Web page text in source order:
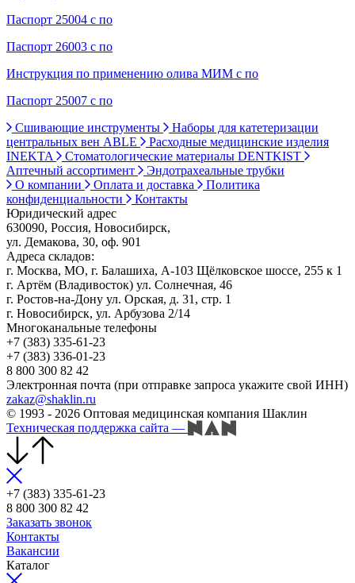
Паспорт 25004 с по
Паспорт 26003 с по
Инструкция по применению олива МИМ с по
Паспорт 25007 с по
Сшивающие инструменты
Наборы для катетеризации
центральных вен ABLE
Расходные медицинские изделия
INEKTA
Стоматологические материалы DENTKIST
Аптечный ассортимент
Эндотрахеальные трубки
О компании
Оплата и доставка
Политика
конфиденциальности
Контакты
Юридический адрес
630090, Россия, Новосибирск,
ул. Демакова, 30, оф. 901
Адреса складов:
г. Москва, МО, г. Балашиха, А-103 Щёлковское шоссе, 255 к 1
г. Артём (Владивосток) ул. Солнечная, 46
г. Ростов-на-Дону ул. Орская, д. 31, стр. 1
г. Новосибирск, ул. Арбузова 2/14
Многоканальные телефоны
+7 (383) 335-61-23
+7 (383) 336-01-23
8 800 300 82 42
Электронная почта (при отправке запроса укажите свой ИНН)
zakaz@shaklin.ru
© 1993 - 2026 Оптовая медицинская компания Шаклин
Техническая поддержка сайта —
+7 (383) 335-61-23
8 800 300 82 42
Заказать звонок
Контакты
Вакансии
Каталог